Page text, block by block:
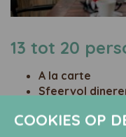
13 tot 20
​A la carte
Sfeervol
COOKIES OP